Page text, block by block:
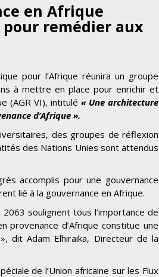
en Afrique
remédier aux
pour l’Afrique réunira un groupe
à mettre en place pour enrichir et
(AGR VI), intitulé « Une architecture
d’Afrique ».
des groupes de réflexion
des Nations Unies sont attendus
accomplis pour une gouvernance
lié à la gouvernance en Afrique.
2063 soulignent tous l’importance de
provenance d’Afrique constitue une
dit Adam Elhiraika, Directeur de la
de l’Union africaine sur les Flux